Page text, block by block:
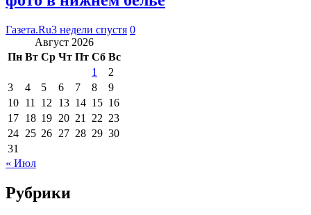
Газета.Ru3 недели спустя 0
Август 2026
Пн Вт Ср Чт Пт Сб Вс
1
2
3
4 5 6 7 8
9
10 11 12 13 14 15 16
17 18 19 20 21 22 23
24 25 26 27 28 29 30
31
« Июл
Рубрики